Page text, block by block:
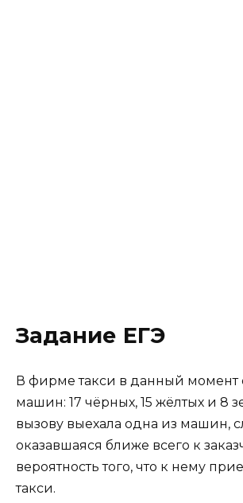
Задание ЕГЭ
В фирме такси в данный момент
машин: 17 чёрных, 15 жёлтых и 8
вызову выехала одна из машин,
оказавшаяся ближе всего к
вероятность того, что к нему
такси.